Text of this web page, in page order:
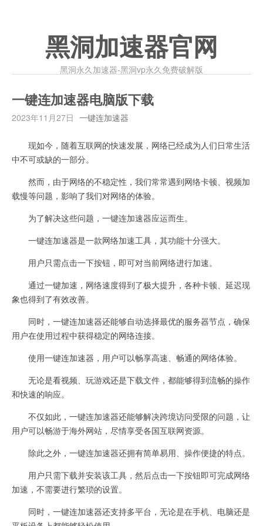
黑洞加速器官网
黑洞永久加速器-黑洞vp永久免费破解版
一键连加速器电脑版下载
2023年11月27日 一键连加速器
现如今，随着互联网的快速发展，网络已经成为人们日常生活
中不可或缺的一部分。
然而，由于网络的不稳定性，我们常常遇到网络卡顿、视频加
载慢等问题，影响了我们对网络的体验。
为了解决这些问题，一键连加速器应运而生。
一键连加速器是一款网络加速工具，其功能十分强大。
用户只需点击一下按钮，即可对当前网络进行加速。
通过一键加速，网络速度得到了极大提升，各种卡顿、延迟现
象也得到了有效改善。
同时，一键连加速器还能够自动选择最优的服务器节点，确保
用户在使用过程中获得稳定的网络连接。
使用一键连加速器，用户可以畅享高速、畅通的网络体验。
无论是看视频、玩游戏还是下载文件，都能够得到流畅的操作
和快速的响应。
不仅如此，一键连加速器还能够解决跨境访问受限的问题，让
用户可以畅游于海外网站，尽情享受各国互联网资源。
除此之外，一键连加速器还拥有简单易用、操作便捷的特点。
用户只需下载并安装该工具，然后点击一下按钮即可完成网络
加速，不需要进行繁琐的设置。
同时，一键连加速器还支持多平台，无论是在手机、电脑还是